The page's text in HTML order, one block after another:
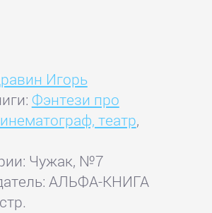
Игорь
Фэнтези про
театр,
Чужак, №7
АЛЬФА-КНИГА